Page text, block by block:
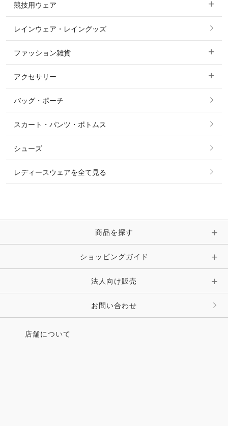
カットソー・Tシャツ・タンクトップ
ニット・セーター
シャツ・ブラウス・ワンピース
コート
ジャケット・ブルゾン
競技用ウェア
すべての競技用ウェア
ショージャケット
ショーシャツ
レインウェア・レイングッズ
ファッション雑貨
すべてのファッション雑貨
ソックス
ベルト
時計・財布・キーケース・革小物
キーホルダー・チャーム・ストラップ
その他 ファッション雑貨
アクセサリー
すべてのアクセサリー
リング
ピアス・イヤリング
ピン・ブローチ・コサージュ
その他 アクセサリー
バッグ・ポーチ
スカート・パンツ・ボトムス
シューズ
レディースウェアを全て見る
商品を探す
ショッピングガイド
法人向け販売
お問い合わせ
店舗について